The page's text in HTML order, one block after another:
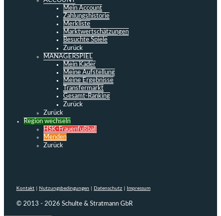
Mein Account
Zahlungshistorie
Merkliste
Marktwertschätzungen
Besuchte Spiele
Zurück
MANAGERSPIEL
Mein Kader
Meine Aufstellung
Meine Ergebnisse
Transfermarkt
Gesamt-Ranking
Zurück
Zurück
Region wechseln
HSK-Frauenfußball
Menden
Zurück
Kontakt Nutzungsbedingungen Datenschutz Impressum
© 2013 - 2026 Schulte & Stratmann GbR